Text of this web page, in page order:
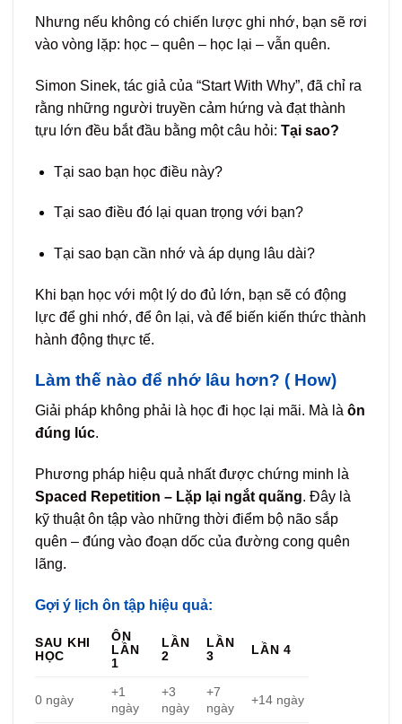
Nhưng nếu không có chiến lược ghi nhớ, bạn sẽ rơi
vào vòng lặp: học – quên – học lại – vẫn quên.
Simon Sinek, tác giả của “Start With Why”, đã chỉ ra
rằng những người truyền cảm hứng và đạt thành
tựu lớn đều bắt đầu bằng một câu hỏi: Tại sao?
Tại sao bạn học điều này?
Tại sao điều đó lại quan trọng với bạn?
Tại sao bạn cần nhớ và áp dụng lâu dài?
Khi bạn học với một lý do đủ lớn, bạn sẽ có động
lực để ghi nhớ, để ôn lại, và để biến kiến thức thành
hành động thực tế.
Làm thế nào để nhớ lâu hơn? ( How)
Giải pháp không phải là học đi học lại mãi. Mà là ôn
đúng lúc.
Phương pháp hiệu quả nhất được chứng minh là
Spaced Repetition – Lặp lại ngắt quãng. Đây là
kỹ thuật ôn tập vào những thời điểm bộ não sắp
quên – đúng vào đoạn dốc của đường cong quên
lãng.
Gợi ý lịch ôn tập hiệu quả:
SAU KHI
HỌC
ÔN
LẦN
1
LẦN
2
LẦN
3
LẦN 4
0 ngày
+1
ngày
+3
ngày
+7
ngày
+14 ngày